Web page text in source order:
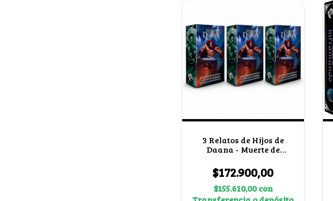
3 Relatos de Hijos de
Daana - Muerte de
secretas al azar
$172.900,00
$155.610,00con